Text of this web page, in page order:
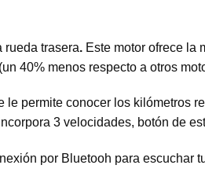
rueda trasera. Este motor ofrece la
40% menos respecto a otros
permite conocer los kilómetros
3 velocidades, botón de
por Bluetooh para escuchar